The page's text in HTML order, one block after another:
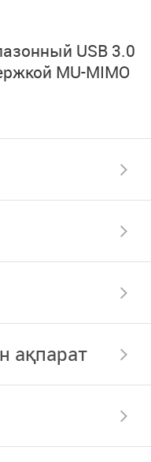
USB 3.0
MU-MIMO
ақпарат